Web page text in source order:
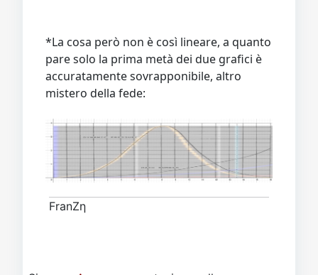
*La cosa però non è così lineare, a quanto
pare solo la prima metà dei due grafici è
accuratamente sovrapponibile, altro
mistero della fede:
FranZη